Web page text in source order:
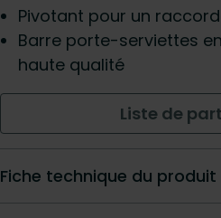
Pivotant pour un
Barre porte-serviettes
haute qualité
Liste de
Fiche technique du produit